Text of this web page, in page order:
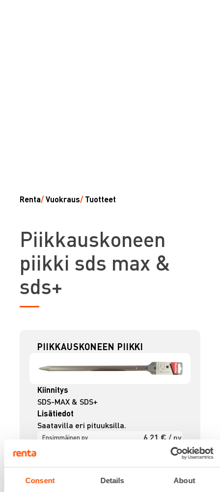
Consent Details About
Renta/Vuokraus/ Tuotteet
Piikkauskoneen
piikki sds max &
sds+
PIIKKAUSKONEEN PIIKKI
Kiinnitys
SDS-MAX & SDS+
Lisätiedot
Saatavilla eri pituuksilla.
Ensimmäinen pv 6,21 € / pv
/ pv
Alv 0 %